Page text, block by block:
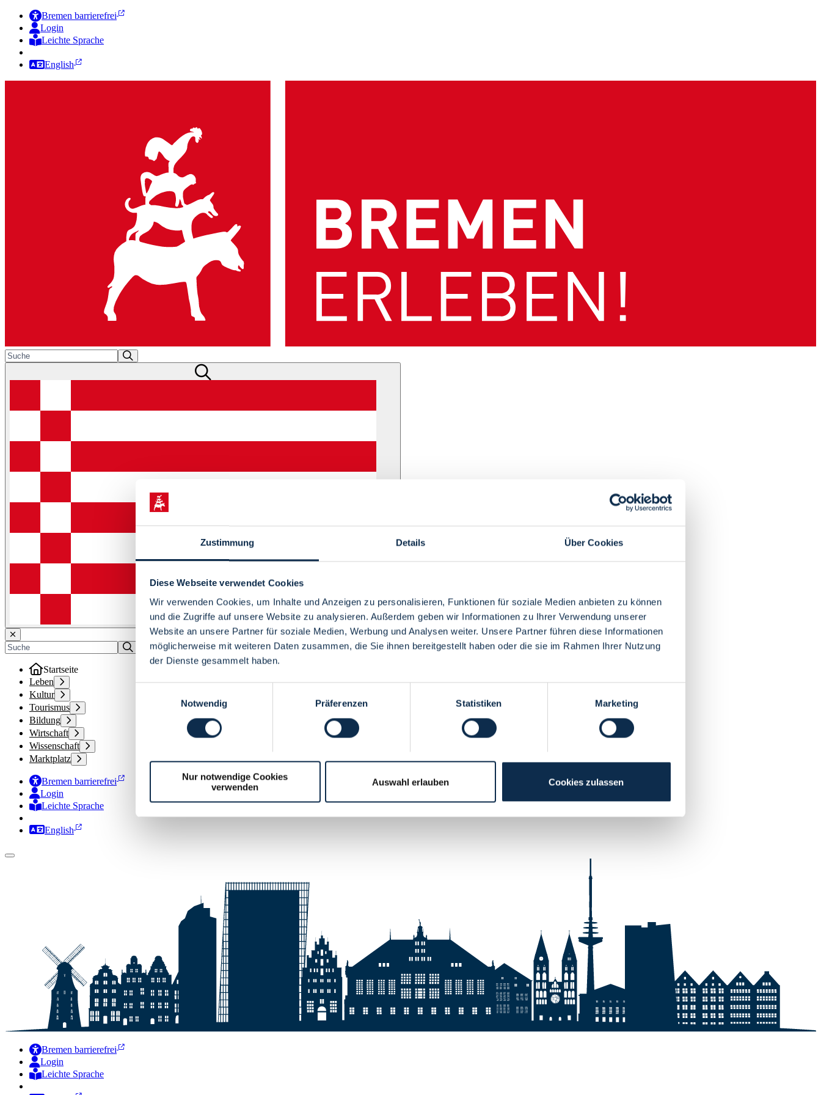
Zustimmung Details Über Cookies
Diese Webseite verwendet Cookies
Wir verwenden Cookies, um Inhalte und Anzeigen zu personalisieren, Funktionen für soziale Medien anbieten zu können
und die Zugriffe auf unsere Website zu analysieren. Außerdem geben wir Informationen zu Ihrer Verwendung unserer
Website an unsere Partner für soziale Medien, Werbung und Analysen weiter. Unsere Partner führen diese Informationen
möglicherweise mit weiteren Daten zusammen, die Sie ihnen bereitgestellt haben oder die sie im Rahmen Ihrer Nutzung
der Dienste gesammelt haben.
Notwendig
Präferenzen Statistiken Marketing
Nur notwendige Cookies
verwenden
Auswahl erlauben Cookies zulassen
Bremen barrierefrei
Login
Leichte Sprache
English
Menü
Startseite
Leben
Kultur
Tourismus
Bildung
Wirtschaft
Wissenschaft
Marktplatz
Bremen barrierefrei
Login
Leichte Sprache
Zur Deutschen Gebärdensprache
English
Bremen barrierefrei
Login
Leichte Sprache